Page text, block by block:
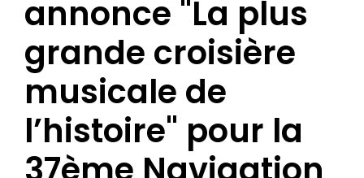
annonce "La plus
grande croisière
musicale de
l’histoire" pour la